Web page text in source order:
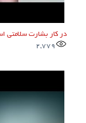
در کار بشارت سلامتی
2,779